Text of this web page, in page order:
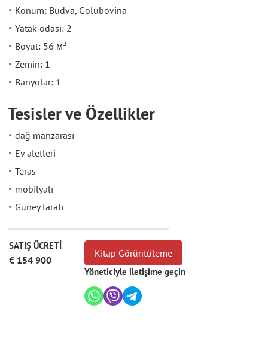
Konum: Budva, Golubovina
Yatak odası: 2
Boyut: 56 м²
Zemin: 1
Banyolar: 1
Tesisler ve Özellikler
dağ manzarası
Ev aletleri
Teras
mobilyalı
Güney tarafı
SATIŞ ÜCRETİ
€ 154 900
Kitap Görüntüleme
Yöneticiyle iletişime geçin